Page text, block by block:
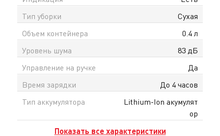
Тип уборки
Сухая
Объем контейнера
0.4 л
Уровень шума
83 дБ
Управление на ручке
Да
Время зарядки
До 4 часов
Тип аккумулятора
Lithium-Ion акумулят
ор
Показать все характеристики